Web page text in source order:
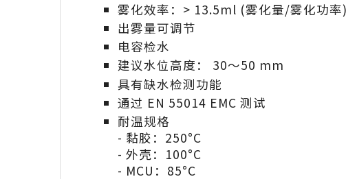
雾化效率：> 13.5ml (雾化量/雾化功率)
出雾量可调节
电容检水
建议水位高度： 30～50 mm
具有缺水检测功能
通过 EN 55014 EMC 测试
耐温规格
- 黏胶：250°C
- 外壳：100°C
- MCU：85°C